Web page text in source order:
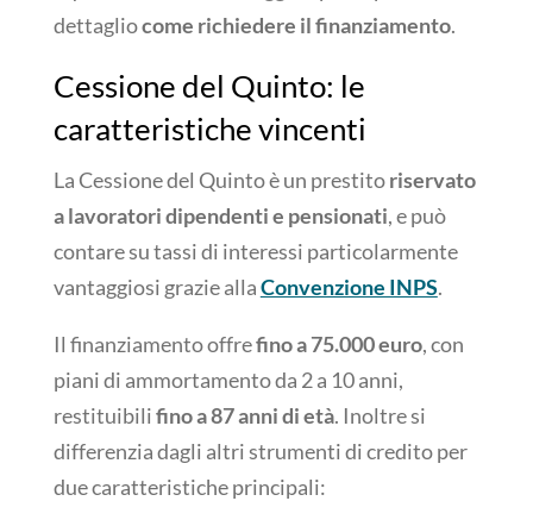
dettagliocome richiedere il finanziamento.
Cessione del Quinto: le
caratteristiche vincenti
La Cessione del Quinto è un prestitoriservato
a lavoratori dipendenti e pensionati, e può
contare su tassi di interessi particolarmente
vantaggiosi grazie allaConvenzione INPS.
Il finanziamento offrefino a 75.000 euro, con
piani di ammortamento da 2 a 10 anni,
restituibilifino a 87 anni di età. Inoltre si
differenzia dagli altri strumenti di credito per
due caratteristiche principali: